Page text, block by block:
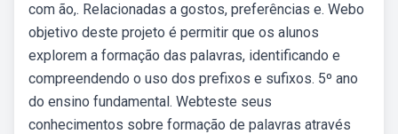
com ão,. Relacionadas a gostos, preferências e. Webo
objetivo deste projeto é permitir que os alunos
explorem a formação das palavras, identificando e
compreendendo o uso dos prefixos e sufixos. 5º ano
do ensino fundamental. Webteste seus
conhecimentos sobre formação de palavras através